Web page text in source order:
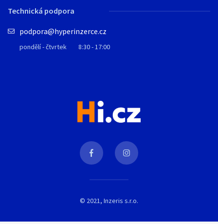
Technická podpora
podpora@hyperinzerce.cz
pondělí - čtvrtek 8:30 - 17:00
© 2021, Inzeris s.r.o.